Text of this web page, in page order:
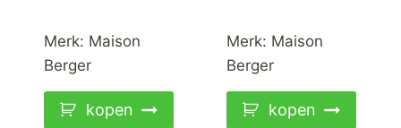
was:
Merk: Maison
Berger
kopen
€169,00.
Merk: Maison
Berger
kopen